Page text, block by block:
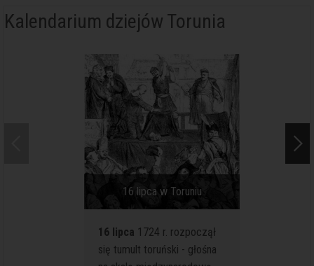
Kalendarium dziejów Torunia
16 lipca w Toruniu
16 lipca 1724 r. rozpoczął
się tumult toruński - głośna